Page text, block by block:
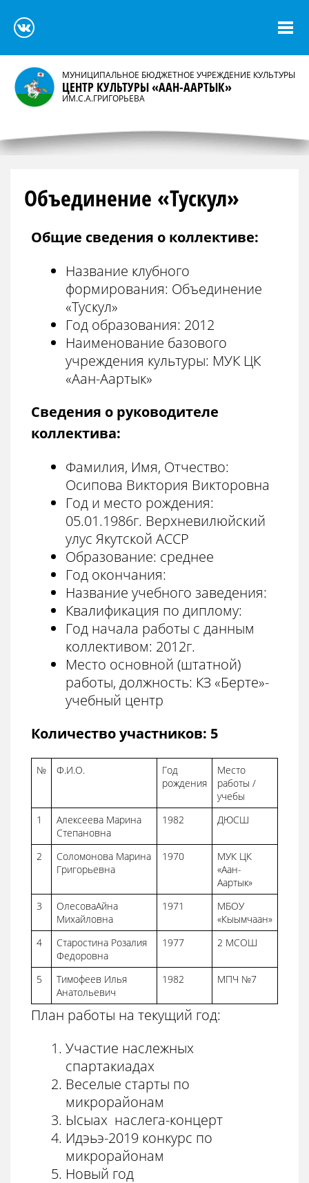
МУНИЦИПАЛЬНОЕ БЮДЖЕТНОЕ УЧРЕЖДЕНИЕ КУЛЬТУРЫ
ЦЕНТР КУЛЬТУРЫ «ААН-ААРТЫК»
ИМ.С.А.ГРИГОРЬЕВА
Объединение «Тускул»
Общие сведения о коллективе:
Название клубного
формирования: Объединение
«Тускул»
Год образования: 2012
Наименование базового
учреждения культуры: МУК ЦК
«Аан-Аартык»
Сведения о руководителе
коллектива:
Фамилия, Имя, Отчество:
Осипова Виктория Викторовна
Год и место рождения:
05.01.1986г. Верхневилюйский
улус Якутской АССР
Образование: среднее
Год окончания:
Название учебного заведения:
Квалификация по диплому:
Год начала работы с данным
коллективом: 2012г.
Место основной (штатной)
работы, должность: КЗ «Берте»-
учебный центр
Количество участников: 5
№ Ф.И.О.
Год
рождения
Место
работы /
учебы
1
Алексеева Марина
Степановна
1982 ДЮСШ
2
Соломонова Марина
Григорьевна
1970
МУК ЦК
«Аан-
Аартык»
3
ОлесоваАйна
Михайловна
1971
МБОУ
«Кыымчаан»
4
Старостина Розалия
Федоровна
1977 2 МСОШ
5
Тимофеев Илья
Анатольевич
1982 МПЧ №7
План работы на текущий год:
Участие наслежных
спартакиадах
Веселые старты по
микрорайонам
Ысыах наслега-концерт
Идэьэ-2019 конкурс по
микрорайонам
Новый год